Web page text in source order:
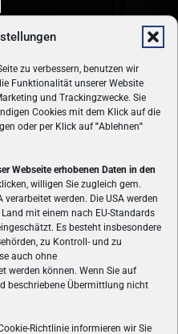
zu verbessern, benutzen wir
Funktionalität unserer Website
und Trackingzwecke. Sie
Cookies mit dem Klick auf die
oder per Klick auf"Ablehnen"
Webseite erhobenen Daten in den
willigen Sie zugleich gem.
verarbeitet werden. Die USA werden
mit einem nach EU-Standards
Es besteht insbesondere
zu Kontroll- und zu
auch ohne
werden können. Wenn Sie auf
beschriebene Übermittlung nicht
Richtlinie informieren wir Sie
UNS
ist das älteste Online-
täglich aktuelle News,
Konsolenspielen, Gaming-
Welt des e-Sport's.